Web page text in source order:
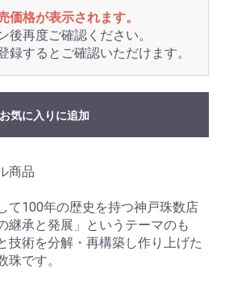
価格が表示されます。
後再度ご確認ください。
録するとご確認いただけます。
お気に入りに追加
商品
て100年の歴史を持つ神戸珠数店
継承と発展」というテーマのも
技術を分解・再構築し作り上げた
です。